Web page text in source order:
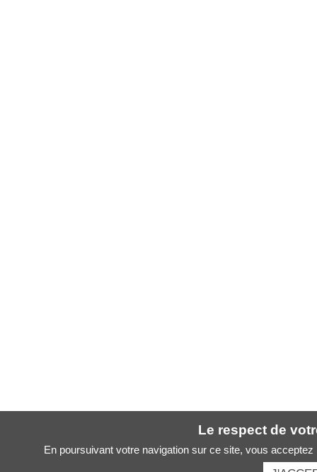
Le respect de
En poursuivant votre navigation sur ce site, vous